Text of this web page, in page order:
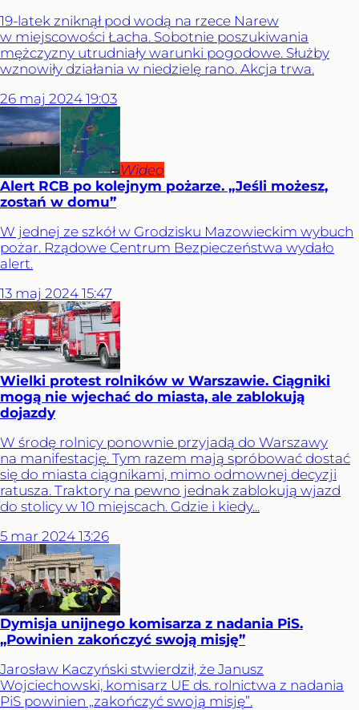
19-latek zniknął pod wodą na rzece Narew
w miejscowości Łacha. Sobotnie poszukiwania
mężczyzny utrudniały warunki pogodowe. Służby
wznowiły działania w niedzielę rano. Akcja trwa.
26 maj 2024 19:03
Wideo
Alert RCB po kolejnym pożarze. „Jeśli możesz,
zostań w domu”
W jednej ze szkół w Grodzisku Mazowieckim wybuch
pożar. Rządowe Centrum Bezpieczeństwa wydało
alert.
13 maj 2024 15:47
Wielki protest rolników w Warszawie. Ciągniki
mogą nie wjechać do miasta, ale zablokują
dojazdy
W środę rolnicy ponownie przyjadą do Warszawy
na manifestację. Tym razem mają spróbować dostać
się do miasta ciągnikami, mimo odmownej decyzji
ratusza. Traktory na pewno jednak zablokują wjazd
do stolicy w 10 miejscach. Gdzie i kiedy...
5 mar 2024 13:26
Dymisja unijnego komisarza z nadania PiS.
„Powinien zakończyć swoją misję”
Jarosław Kaczyński stwierdził, że Janusz
Wojciechowski, komisarz UE ds. rolnictwa z nadania
PiS powinien „zakończyć swoją misję”.